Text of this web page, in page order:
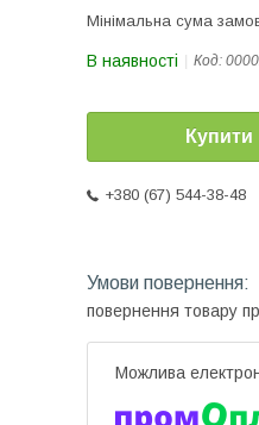
Мінімальна сума
В наявності Код:
Купити
+380 (67) 544-38-48
повернення товару